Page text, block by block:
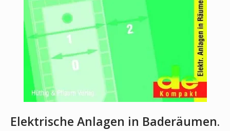
Elektrische Anlagen in Baderäumen.